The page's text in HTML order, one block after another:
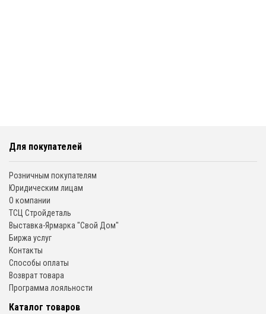
Для покупателей
Розничным покупателям
Юридическим лицам
О компании
ТСЦ Стройдеталь
Выставка-Ярмарка "Свой Дом"
Биржа услуг
Контакты
Способы оплаты
Возврат товара
Программа лояльности
Каталог товаров